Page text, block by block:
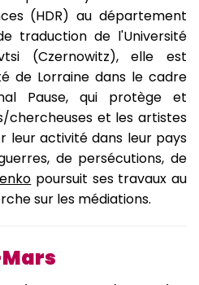
(HDR) au département
traduction de l'Université
(Czernowitz), elle est
de Lorraine dans le cadre
Pause, qui protège et
chercheuses et les artistes
leur activité dans leur pays
de persécutions, de
poursuit ses travaux au
sur les médiations.